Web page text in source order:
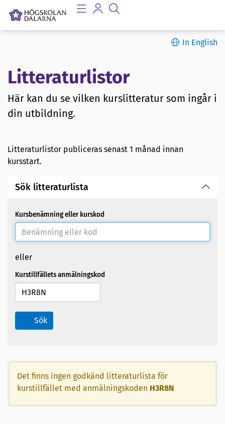
In English
Litteraturlistor
Här kan du se vilken kurslitteratur som ingår i
din utbildning.
Litteraturlistor publiceras senast 1 månad innan
kursstart.
Sök litteraturlista
Kursbenämning eller kurskod
eller
Kurstillfällets anmälningskod
Sök
Det finns ingen godkänd litteraturlista för
kurstillfället med anmälningskoden H3R8N